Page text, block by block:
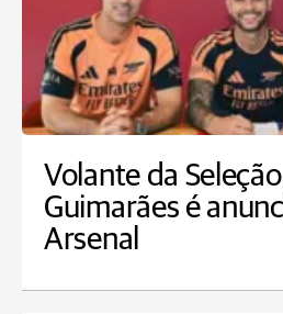
Volante da
Guimarães é
Arsenal